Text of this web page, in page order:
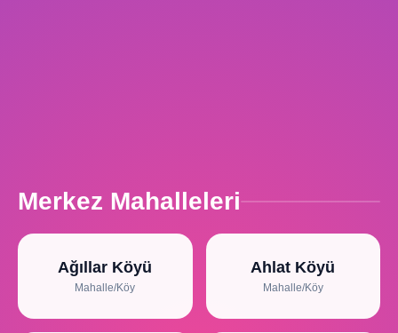
Merkez Mahalleleri
Ağıllar Köyü
Mahalle/Köy
Ahlat Köyü
Mahalle/Köy